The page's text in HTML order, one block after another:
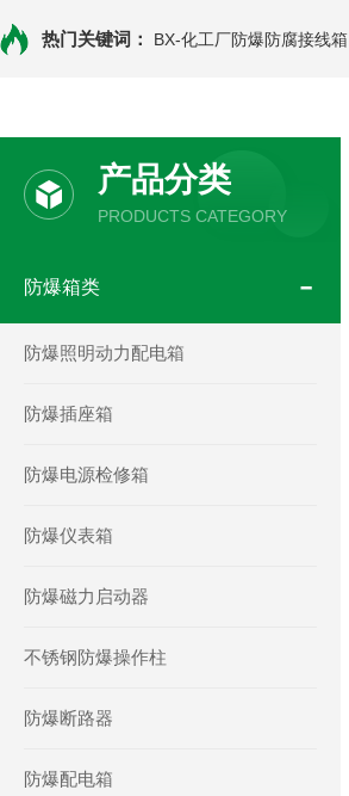
热门关键词： BX-化工厂防爆防腐接线箱
产品分类
PRODUCTS CATEGORY
防爆箱类
防爆照明动力配电箱
防爆插座箱
防爆电源检修箱
防爆仪表箱
防爆磁力启动器
不锈钢防爆操作柱
防爆断路器
防爆配电箱